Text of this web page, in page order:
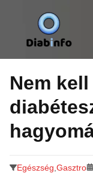
Tovább
tartalomra
Diabinfo.hu –
Nem
Egészség Gasztro